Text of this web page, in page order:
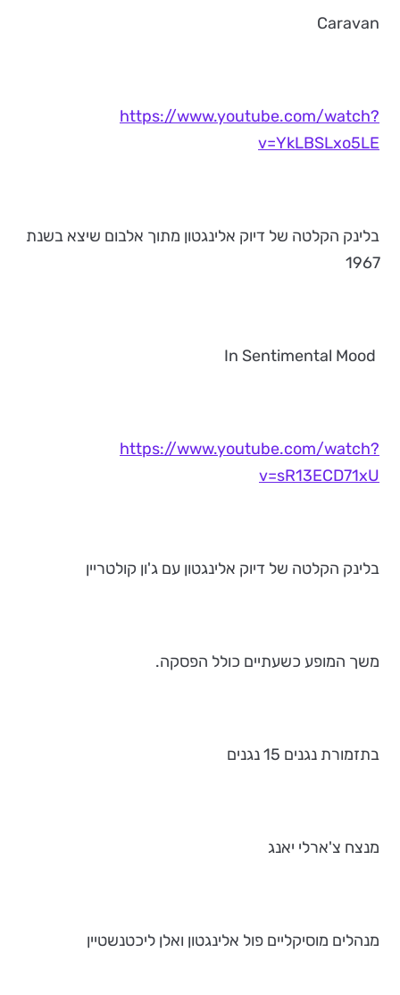
Caravan
https://www.youtube.com/watch?
v=YkLBSLxo5LE
בלינק הקלטה של דיוק אלינגטון מתוך אלבום שיצא בשנת
1967
https://www.youtube.com/watch?
v=sR13ECD71xU
בלינק הקלטה של דיוק אלינגטון עם ג'ון קולטריין
משך המופע כשעתיים כולל הפסקה.
בתזמורת נגנים 15 נגנים
מנצח צ'ארלי יאנג
מנהלים מוסיקליים פול אלינגטון ואלן ליכטנשטיין